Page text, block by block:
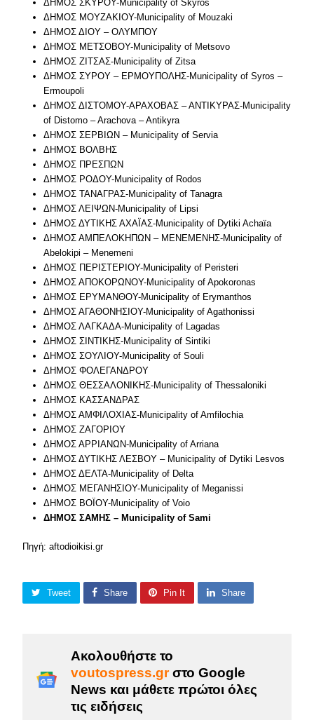
ΔΗΜΟΣ ΣΚΥΡΟΥ-Municipality of Skyros
ΔΗΜΟΣ ΜΟΥΖΑΚΙΟΥ-Municipality of Mouzaki
ΔΗΜΟΣ ΔΙΟΥ – ΟΛΥΜΠΟΥ
ΔΗΜΟΣ ΜΕΤΣΟΒΟΥ-Municipality of Metsovo
ΔΗΜΟΣ ΖΙΤΣΑΣ-Municipality of Zitsa
ΔΗΜΟΣ ΣΥΡΟΥ – ΕΡΜΟΥΠΟΛΗΣ-Municipality of Syros –
Ermoupoli
ΔΗΜΟΣ ΔΙΣΤΟΜΟΥ-ΑΡΑΧΟΒΑΣ – ΑΝΤΙΚΥΡΑΣ-Municipality
of Distomo – Arachova – Antikyra
ΔΗΜΟΣ ΣΕΡΒΙΩΝ – Municipality of Servia
ΔΗΜΟΣ ΒΟΛΒΗΣ
ΔΗΜΟΣ ΠΡΕΣΠΩΝ
ΔΗΜΟΣ ΡΟΔΟΥ-Municipality of Rodos
ΔΗΜΟΣ ΤΑΝΑΓΡΑΣ-Municipality of Tanagra
ΔΗΜΟΣ ΛΕΙΨΩΝ-Municipality of Lipsi
ΔΗΜΟΣ ΔΥΤΙΚΗΣ ΑΧΑΪΑΣ-Municipality of Dytiki Achaïa
ΔΗΜΟΣ ΑΜΠΕΛΟΚΗΠΩΝ – ΜΕΝΕΜΕΝΗΣ-Municipality of
Abelokipi – Menemeni
ΔΗΜΟΣ ΠΕΡΙΣΤΕΡΙΟΥ-Municipality of Peristeri
ΔΗΜΟΣ ΑΠΟΚΟΡΩΝΟΥ-Municipality of Apokoronas
ΔΗΜΟΣ ΕΡΥΜΑΝΘΟΥ-Municipality of Erymanthos
ΔΗΜΟΣ ΑΓΑΘΟΝΗΣΙΟΥ-Municipality of Agathonissi
ΔΗΜΟΣ ΛΑΓΚΑΔΑ-Municipality of Lagadas
ΔΗΜΟΣ ΣΙΝΤΙΚΗΣ-Municipality of Sintiki
ΔΗΜΟΣ ΣΟΥΛΙΟΥ-Municipality of Souli
ΔΗΜΟΣ ΦΟΛΕΓΑΝΔΡΟΥ
ΔΗΜΟΣ ΘΕΣΣΑΛΟΝΙΚΗΣ-Municipality of Thessaloniki
ΔΗΜΟΣ ΚΑΣΣΑΝΔΡΑΣ
ΔΗΜΟΣ ΑΜΦΙΛΟΧΙΑΣ-Municipality of Amfilochia
ΔΗΜΟΣ ΖΑΓΟΡΙΟΥ
ΔΗΜΟΣ ΑΡΡΙΑΝΩΝ-Municipality of Arriana
ΔΗΜΟΣ ΔΥΤΙΚΗΣ ΛΕΣΒΟΥ – Municipality of Dytiki Lesvos
ΔΗΜΟΣ ΔΕΛΤΑ-Municipality of Delta
ΔΗΜΟΣ ΜΕΓΑΝΗΣΙΟΥ-Municipality of Meganissi
ΔΗΜΟΣ ΒΟΪΟΥ-Municipality of Voio
ΔΗΜΟΣ ΣΑΜΗΣ – Municipality of Sami
Πηγή: aftodioikisi.gr
Tweet Share Pin It Share
Ακολουθήστε το
voutospress.grστο Google
News και μάθετε πρώτοι όλες
τις ειδήσεις